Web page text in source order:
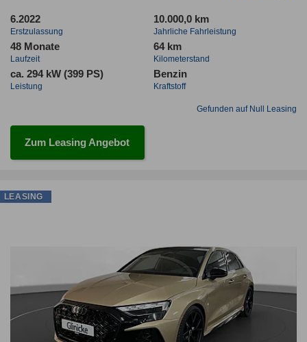
6.2022
Erstzulassung
10.000,0 km
Jahrliche Fahrleistung
48 Monate
Laufzeit
64 km
Kilometerstand
ca. 294 kW (399 PS)
Leistung
Benzin
Kraftstoff
Gefunden auf Null Leasing
Zum Leasing Angebot
LEASING